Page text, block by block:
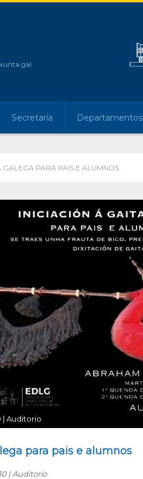
Secretaría Departamentos
GALEGA PARA PAIS E ALUMNOS
| Auditorio
para pais e alumnos
| Auditorio